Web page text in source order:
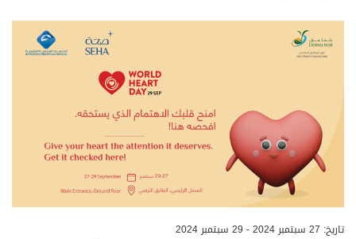
تاريخ: 27 سبتمبر 2024 - 29 سبتمبر 2024